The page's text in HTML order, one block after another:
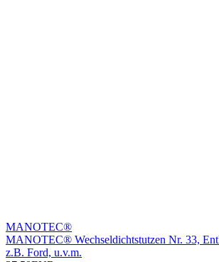
MANOTEC®
MANOTEC® Wechseldichtstutzen Nr. 33,
z.B. Ford, u.v.m.